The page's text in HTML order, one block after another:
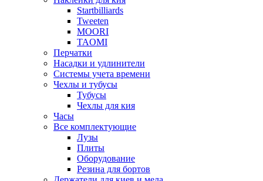
Startbilliards
Tweeten
MOORI
TAOMI
Перчатки
Насадки и удлинители
Системы учета времени
Чехлы и тубусы
Тубусы
Чехлы для кия
Часы
Все комплектующие
Лузы
Плиты
Оборудование
Резина для бортов